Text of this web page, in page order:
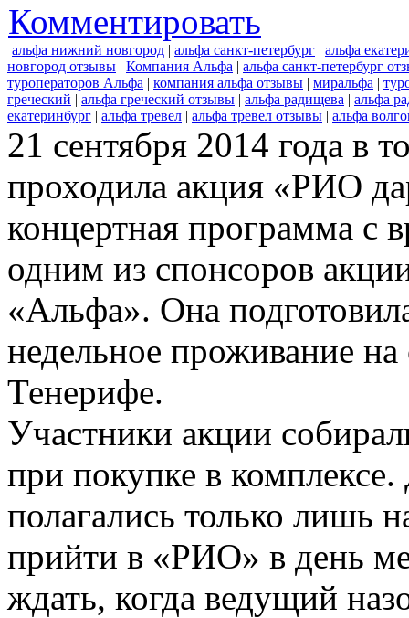
Комментировать
альфа нижний новгород | альфа санкт-петербург | альфа
новгород отзывы | Компания Альфа | альфа санкт-петербург
туроператоров Альфа | компания альфа отзывы | миральфа |
греческий | альфа греческий отзывы | альфа радищева | альфа
екатеринбург | альфа тревел | альфа тревел отзывы | альфа
21 сентября 2014 года в
проходила акция «РИО
концертная программа с
одним из спонсоров
«Альфа». Она
недельное проживание
Тенерифе.
Участники акции
при покупке в
полагались только лишь
прийти в «РИО» в день
ждать, когда ведущий